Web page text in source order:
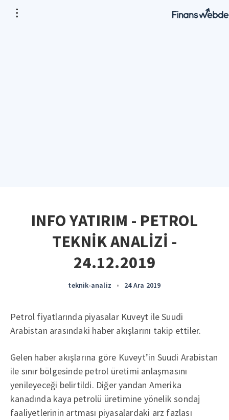
INFO YATIRIM - PETROL
TEKNİK ANALİZİ -
24.12.2019
teknik-analiz • 24 Ara 2019
Petrol fiyatlarında piyasalar Kuveyt ile Suudi
Arabistan arasındaki haber akışlarını takip ettiler.
Gelen haber akışlarına göre Kuveyt’in Suudi Arabistan
ile sınır bölgesinde petrol üretimi anlaşmasını
yenileyeceği belirtildi. Diğer yandan Amerika
kanadında kaya petrolü üretimine yönelik sondaj
faaliyetlerinin artması piyasalardaki arz fazlası